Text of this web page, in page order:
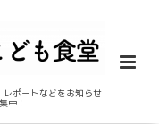
ポートなどをお知らせ
中！